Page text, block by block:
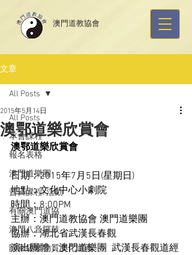
​澳門道教協會
文章
All Posts
本會課程
報名表格
澳門道樂團
昔日課程/活動
有關澳門道協
澳門八音鑼鼓
國家級非物質文化遺產
All Posts
澳鄂道樂欣賞會
2015年5月14日
澳鄂道樂欣賞會
日期：2015年7月 5 日 (星期日 )
地點：文化中心小劇院
時間：8:00PM
主辦：澳門道教協會 澳門道樂團
協辦：湖北省武漢長春觀
演出團體：澳門道樂團  武漢長春觀道經